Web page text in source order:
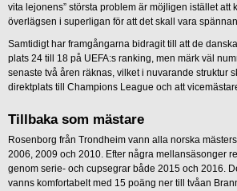
vita lejonens” största problem är möjligen istället att
överlägsen i superligan för att det skall vara
Samtidigt har framgångarna bidragit till att de
plats 24 till 18 på UEFA:s ranking, men märk väl
senaste två åren räknas, vilket i nuvarande struktur
direktplats till Champions League och att
Tillbaka som mästare
Rosenborg från Trondheim vann alla norska
2006, 2009 och 2010. Efter några mellansäsonger
genom serie- och cupsegrar både 2015 och 2016.
vanns komfortabelt med 15 poäng ner till tvåan